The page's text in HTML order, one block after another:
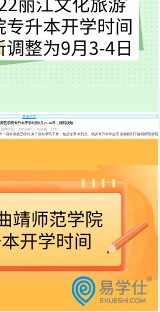
查看全文
范学院专升本开学时间8月25-26日，报到须知
发布时间：2022/08/10
阅读量：1193
！目前该校已经结束了所有录取工作，包括专升本批次，很多专升本学生应该都收到了曲靖师范学院